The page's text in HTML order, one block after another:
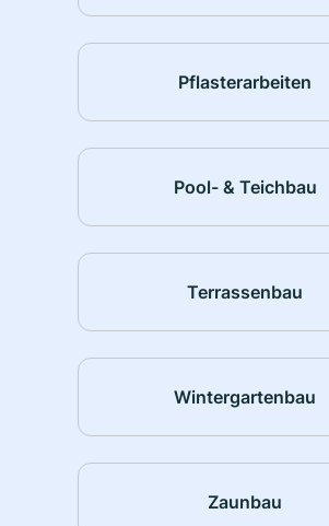
Pflasterarbeiten
Pool- & Teichbau
Terrassenbau
Wintergartenbau
Zaunbau